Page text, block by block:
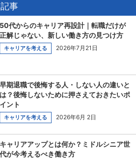
事
50代からのキャリア再設計｜転職だけが
正解じゃない、新しい働き方の見つけ方
キャリアを考える 2026年7月21日
早期退職で後悔する人・しない人の違いと
は？後悔しないために押さえておきたいポ
イント
キャリアを考える 2026年6月 2日
キャリアアップとは何か？ミドルシニア世
代が今考えるべき働き方